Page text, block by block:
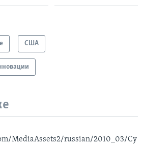
США
MediaAssets2/russian/2010_03/Cy